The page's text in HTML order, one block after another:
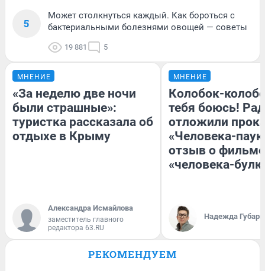
5
Может столкнуться каждый. Как бороться с
бактериальными болезнями овощей — советы
19 881 5
МНЕНИЕ
«За неделю две ночи
были страшные»:
туристка рассказала об
отдыхе в Крыму
Александра Исмайлова
заместитель главного
редактора 63.RU
МНЕНИЕ
Колобок-
тебя боюсь!
отложили
«Человека-
отзыв о
«человека-
Надежда Губарь
РЕКОМЕНДУЕМ